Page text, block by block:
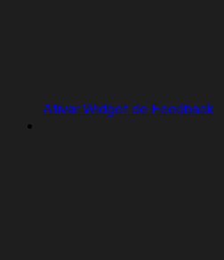
Ativar Widget de Feedback